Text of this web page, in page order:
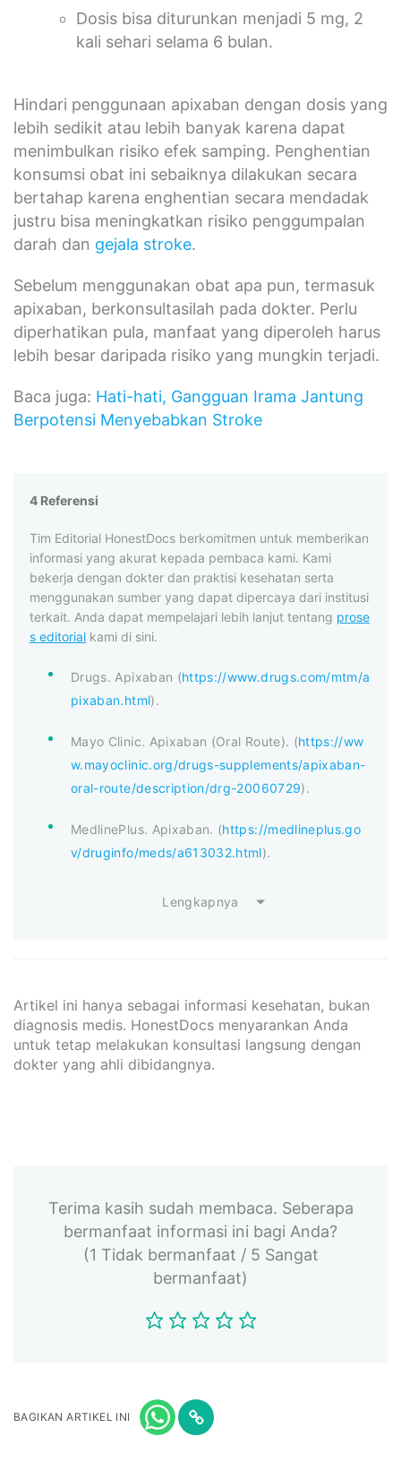
Dosis bisa diturunkan menjadi 5 mg, 2
kali sehari selama 6 bulan.
Hindari penggunaan apixaban dengan dosis yang
lebih sedikit atau lebih banyak karena dapat
menimbulkan risiko efek samping. Penghentian
konsumsi obat ini sebaiknya dilakukan secara
bertahap karena enghentian secara mendadak
justru bisa meningkatkan risiko penggumpalan
darah dan gejala stroke.
Sebelum menggunakan obat apa pun, termasuk
apixaban, berkonsultasilah pada dokter. Perlu
diperhatikan pula, manfaat yang diperoleh harus
lebih besar daripada risiko yang mungkin terjadi.
Baca juga: Hati-hati, Gangguan Irama Jantung
Berpotensi Menyebabkan Stroke
4 Referensi
Tim Editorial HonestDocs berkomitmen untuk memberikan
informasi yang akurat kepada pembaca kami. Kami
bekerja dengan dokter dan praktisi kesehatan serta
menggunakan sumber yang dapat dipercaya dari institusi
terkait. Anda dapat mempelajari lebih lanjut tentang prose
s editorial kami di sini.
Drugs. Apixaban (https://www.drugs.com/mtm/a
pixaban.html).
Mayo Clinic. Apixaban (Oral Route). (https://ww
w.mayoclinic.org/drugs-supplements/apixaban-
oral-route/description/drg-20060729).
MedlinePlus. Apixaban. (https://medlineplus.go
v/druginfo/meds/a613032.html).
Lengkapnya
Artikel ini hanya sebagai informasi kesehatan, bukan
diagnosis medis. HonestDocs menyarankan Anda
untuk tetap melakukan konsultasi langsung dengan
dokter yang ahli dibidangnya.
Terima kasih sudah membaca. Seberapa
bermanfaat informasi ini bagi Anda?
(1 Tidak bermanfaat / 5 Sangat
bermanfaat)
BAGIKAN ARTIKEL INI